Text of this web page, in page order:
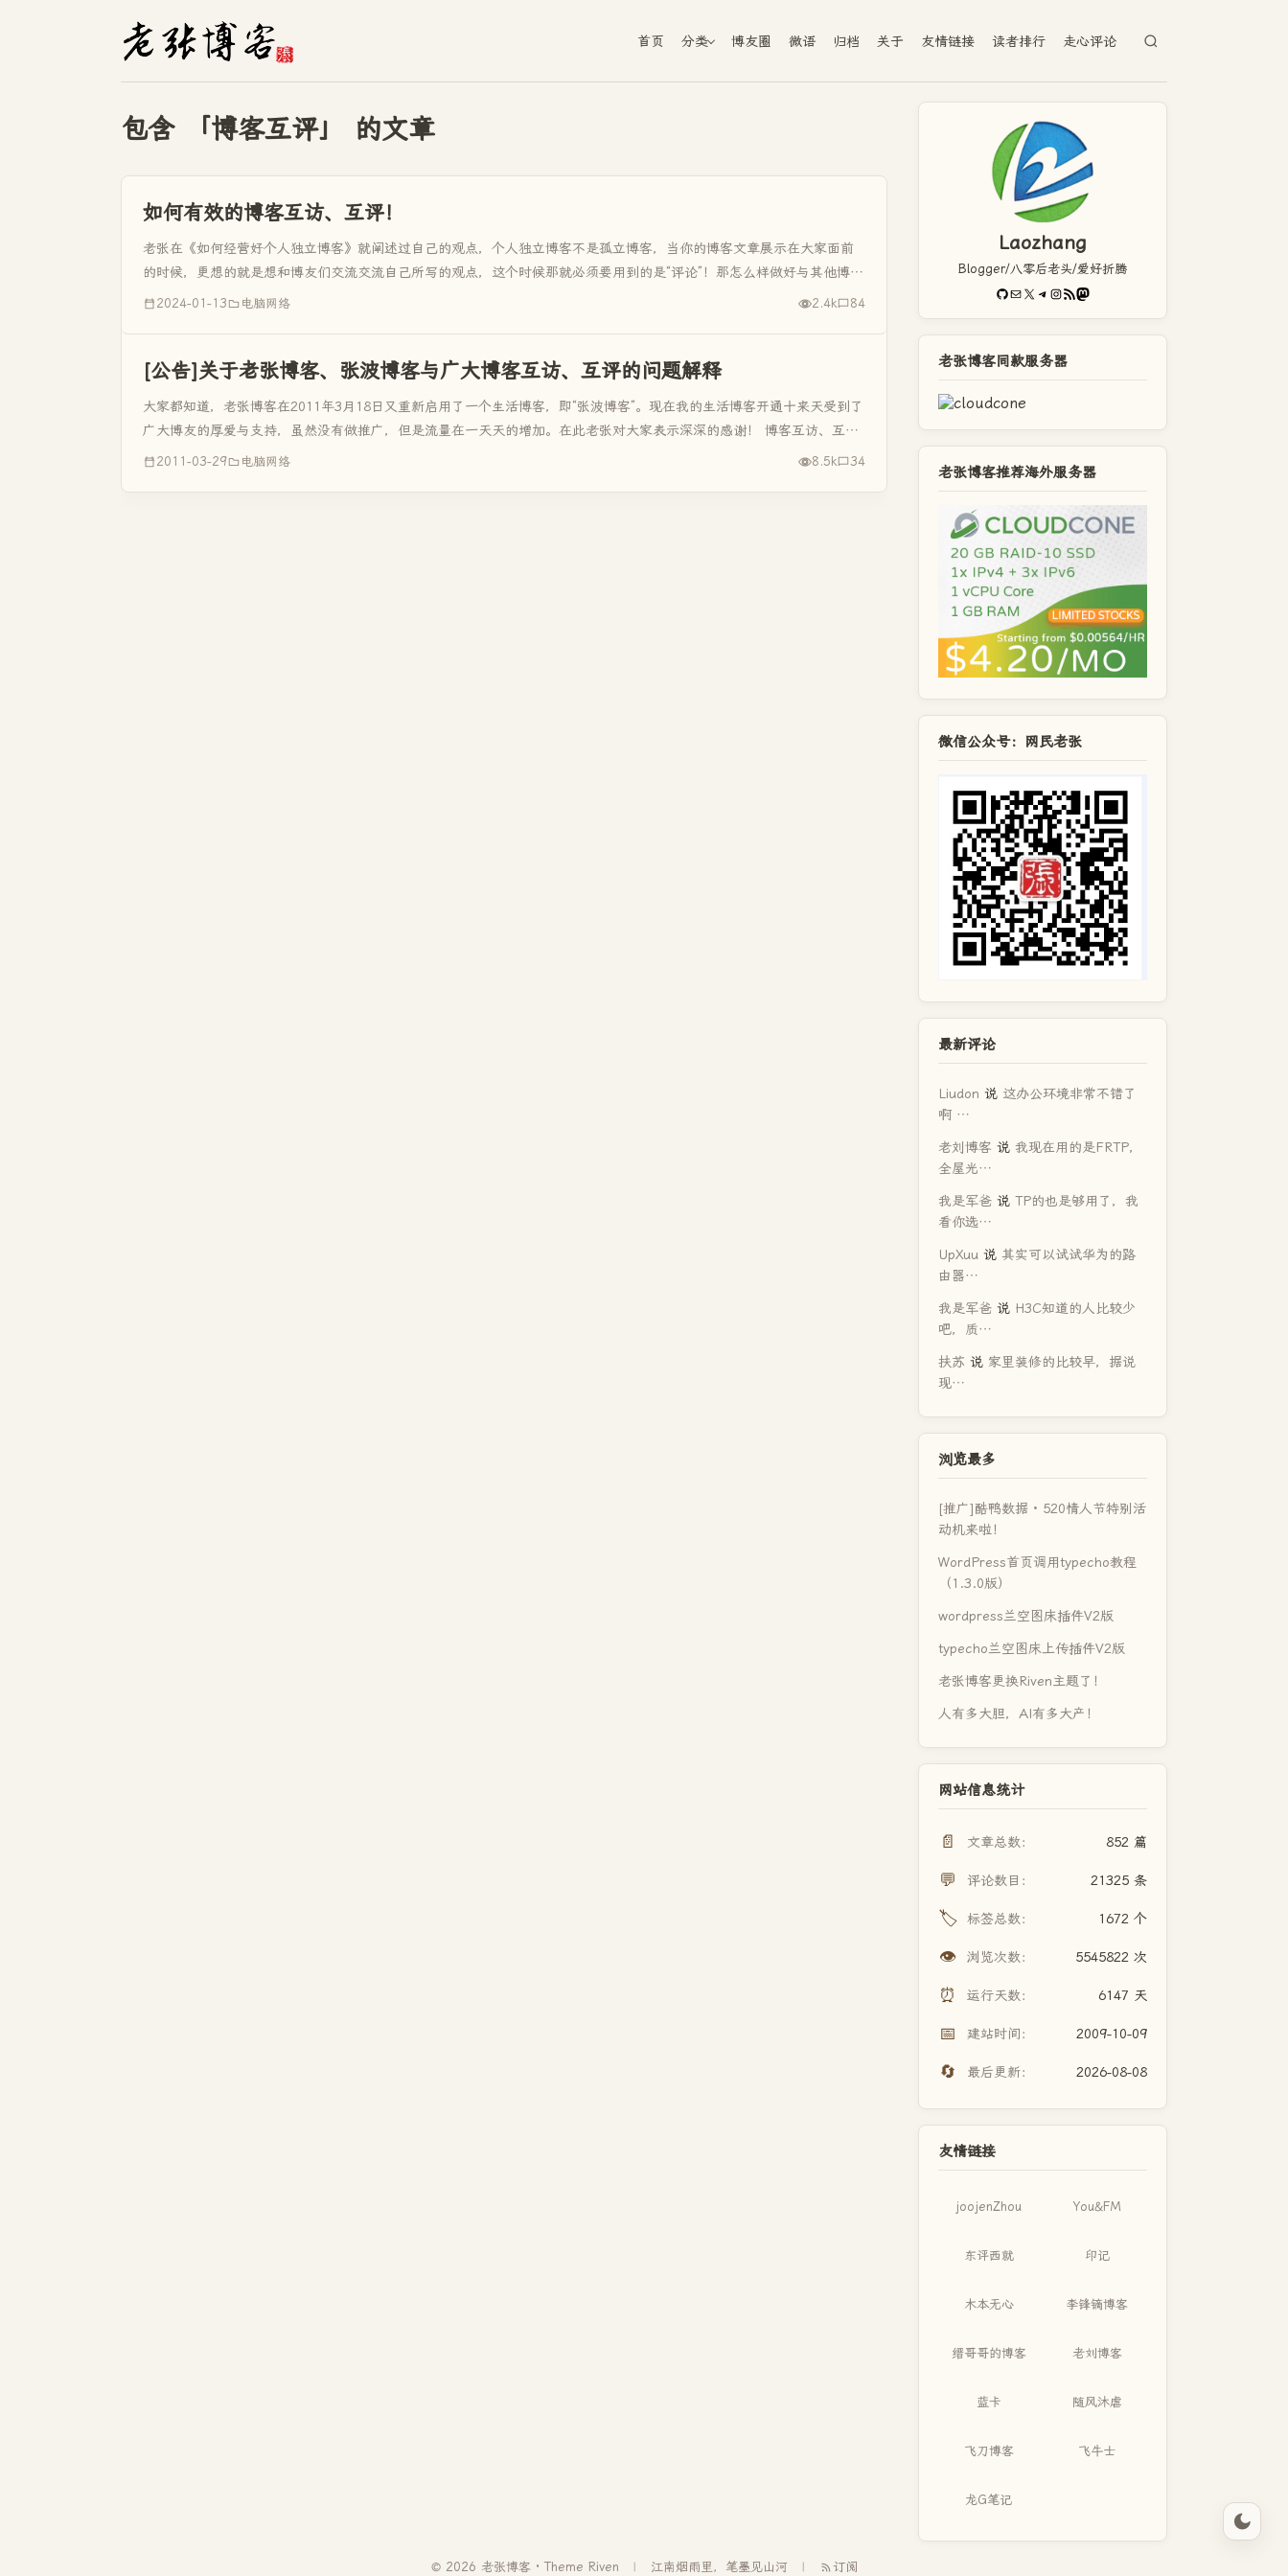
首页 分类 博友圈 微语 归档 关于 友情链接 读者排行 走心评论
包含 「博客互评」 的文章
如何有效的博客互访、互评！
老张在《如何经营好个人独立博客》就阐述过自己的观点，个人独立博客不是孤立博客，当你的博客文章展示在大家面前
的时候，更想的就是想和博友们交流交流自己所写的观点，这个时候那就必须要用到的是“评论”！那怎么样做好与其他博客
的互访、互评呢！ 有...
2024-01-13 电脑网络 2.4k 84
[公告]关于老张博客、张波博客与广大博客互访、互评的问题解释
大家都知道，老张博客在2011年3月18日又重新启用了一个生活博客，即“张波博客”。现在我的生活博客开通十来天受到了
广大博友的厚爱与支持，虽然没有做推广，但是流量在一天天的增加。在此老张对大家表示深深的感谢！ 博客互访、互评
是一个博客成...
2011-03-29 电脑网络 8.5k 34
Laozhang
Blogger/八零后老头/爱好折腾
GitHub
电子邮件X Telegram
Instagram
RSS FeedMastodon
老张博客同款服务器
老张博客推荐海外服务器
微信公众号：网民老张
最新评论
Liudon 说 这办公环境非常不错了
啊 …
老刘博客 说 我现在用的是FRTP，
全屋光…
我是军爸 说 TP的也是够用了，我
看你选…
UpXuu 说 其实可以试试华为的路
由器…
我是军爸 说 H3C知道的人比较少
吧，质…
扶苏 说 家里装修的比较早，据说
现…
浏览最多
[推广]酷鸭数据 · 520情人节特别活
动机来啦！
WordPress首页调用typecho教程
（1.3.0版）
wordpress兰空图床插件V2版
typecho兰空图床上传插件V2版
老张博客更换Riven主题了！
人有多大胆，AI有多大产！
网站信息统计
📄 文章总数： 852 篇
💬 评论数目： 21325 条
🏷️ 标签总数： 1672 个
👁️ 浏览次数： 5545822 次
⏰ 运行天数： 6147 天
📅 建站时间： 2009-10-09
🔄 最后更新： 2026-08-08
友情链接
joojenZhou You&FM
东评西就 印记
木本无心 李锋镝博客
缙哥哥的博客 老刘博客
蓝卡 随风沐虐
飞刀博客 飞牛士
龙G笔记
© 2026 老张博客 · Theme Riven 江南烟雨里，笔墨见山河 订阅